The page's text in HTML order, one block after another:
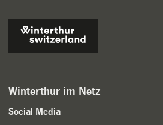
Winterthur im Netz
Social Media